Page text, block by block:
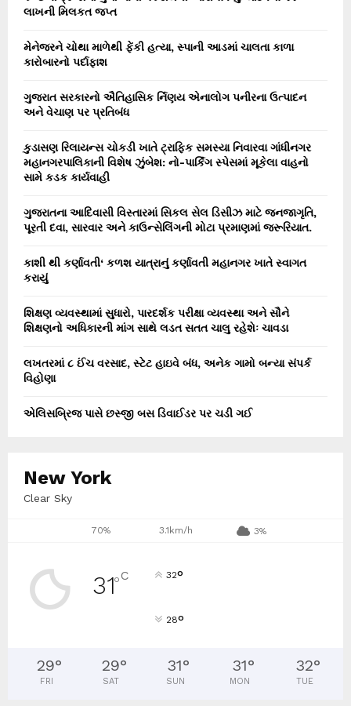
r
લાખની મિલકત જપ્ત
મેનેજરને ચોથા માળેથી ફેંકી હત્યા, સ્પાની આડમાં ચાલતા કાળા
કારોબારનો પર્દાફાશ
ગુજરાત સરકારનો ઐતિહાસિક ર્નિણય એનાલોગ પનીરના ઉત્પાદન
અને વેચાણ પર પ્રતિબંધ
કુડાસણ રિલાયન્સ ચોકડી ખાતે ટ્રાફિક સમસ્યા નિવારવા ગાંધીનગર
મહાનગરપાલિકાની વિશેષ ઝુંબેશ: નો-પાર્કિંગ સ્પેસમાં મૂકેલા વાહનો
સામે કડક કાર્યવાહી
ગુજરાતના આદિવાસી વિસ્તારમાં સિકલ સેલ ડિસીઝ માટે જનજાગૃતિ,
પૂરતી દવા, સારવાર અને કાઉન્સેલિંગની મોટા પ્રમાણમાં જરૂરિયાત.
કાશી થી કર્ણાવતી‘ કળશ યાત્રાનું કર્ણાવતી મહાનગર ખાતે સ્વાગત
કરાયું
શિક્ષણ વ્યવસ્થામાં સુધારો, પારદર્શક પરીક્ષા વ્યવસ્થા અને સૌને
શિક્ષણનો અધિકારની માંગ સાથે લડત સતત ચાલુ રહેશેઃ ચાવડા
લખતરમાં ૮ ઈંચ વરસાદ, સ્ટેટ હાઇવે બંધ, અનેક ગામો બન્યા સંપર્ક
વિહોણા
એલિસબ્રિજ પાસે છસ્જી બસ ડિવાઈડર પર ચડી ગઈ
New York
Clear Sky
70% 3.1km/h 3%
31°C 32°
28°
29°
FRI
29°
SAT
31°
SUN
31°
MON
32°
TUE